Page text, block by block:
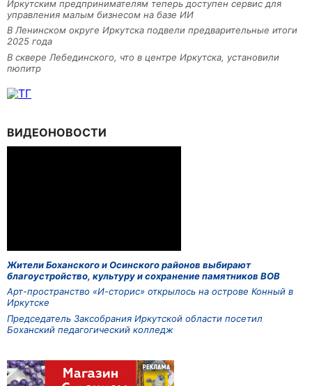
Иркутским предпринимателям теперь доступен сервис для
управления малым бизнесом на базе ИИ
В Ленинском округе Иркутска подвели предварительные итоги
2025 года
В сквере Лебединского, что в центре Иркутска, установили
пюпитр
ВИДЕОНОВОСТИ
Жители Боханского и Осинского районов выбирают
благоустройство, культуру и сохранение памятников ВОВ
Арт-пространство «И-сторис» открылось на острове Конный в
Иркутске
Председатель Заксобрания Иркутской области посетил
Боханский педагогический колледж